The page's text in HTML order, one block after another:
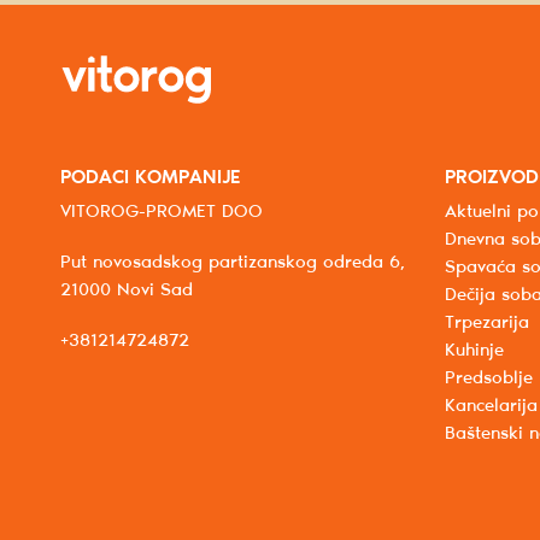
PODACI KOMPANIJE
VITOROG-PROMET DOO
Put novosadskog partizanskog odreda 6,
21000 Novi Sad
+381214724872
Aktuelni
Dnevna
Spavaća
Dečija
Trpezarija
Kuhinje
Predsoblje
Kancelarija
Baštenski